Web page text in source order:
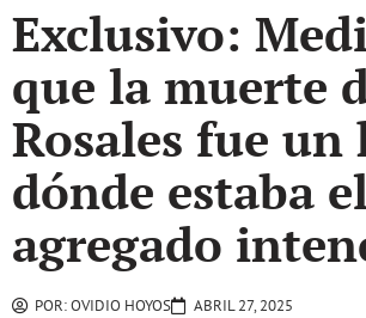
Exclusivo:
que la muerte
Rosales fue
dónde estaba
agregado
POR:OVIDIO HOYOS ABRIL 27, 2025